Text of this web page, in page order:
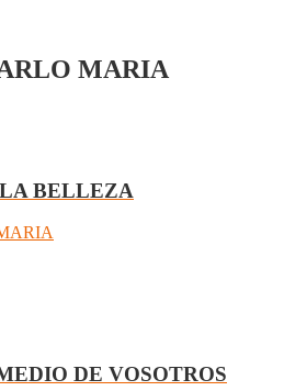
MARIA
BELLEZA
DE VOSOTROS